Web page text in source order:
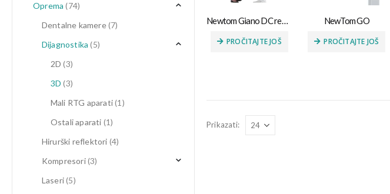
Newtom Giano DC ready 2D/3D
PROČITAJTE JOŠ
NewTom GO
PROČITAJTE JOŠ
Prikazati:
Oprema (74)
Dentalne kamere(7)
Dijagnostika (5)
2D (3)
3D (3)
Mali RTG aparati(1)
Ostali aparati (1)
Hirurški reflektori (4)
Kompresori(3)
Laseri(5)